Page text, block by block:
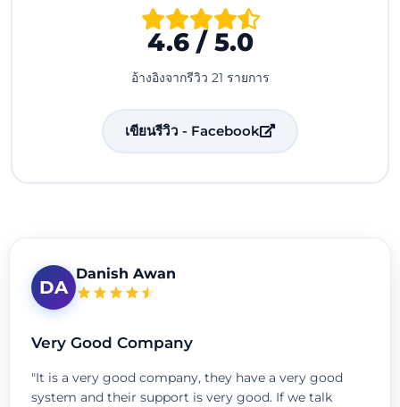
4.6 / 5.0
อ้างอิงจากรีวิว 21 รายการ
เขียนรีวิว - Facebook
DA
Danish Awan
Very Good Company
"It is a very good company, they have a very good
system and their support is very good. If we talk